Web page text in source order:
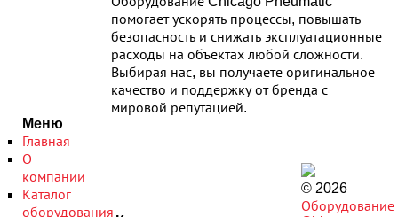
помогает ускорять процессы, повышать
безопасность и снижать эксплуатационные
расходы на объектах любой сложности.
Выбирая нас, вы получаете оригинальное
качество и поддержку от бренда с
мировой репутацией.
Меню
Главная
О
компании
Каталог
оборудования
© 2026
Оборудование